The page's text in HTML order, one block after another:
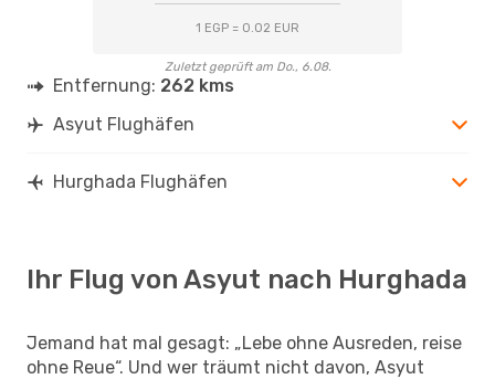
1 EGP = 0.02 EUR
Zuletzt geprüft am Do., 6.08.
Entfernung: 262 kms
Asyut Flughäfen
Hurghada Flughäfen
Ihr Flug von Asyut nach Hurghada
Jemand hat mal gesagt: „Lebe ohne Ausreden, reise
ohne Reue“. Und wer träumt nicht davon, Asyut